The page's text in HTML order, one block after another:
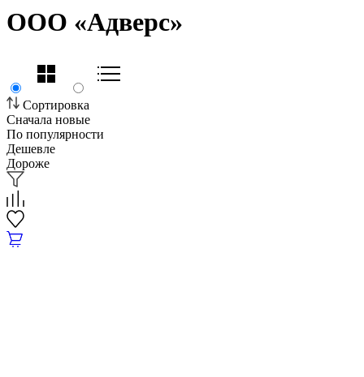
ООО «Адверс»
Сортировка
Сначала новые
По популярности
Дешевле
Дороже